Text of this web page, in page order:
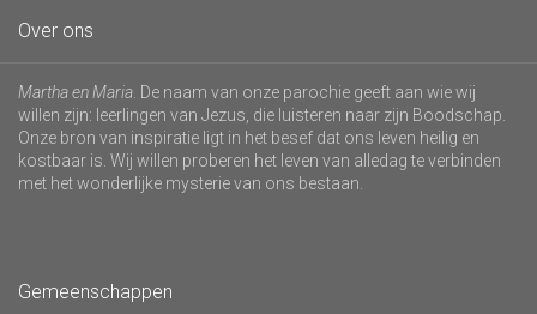
Over ons
Martha en Maria . De naam van onze parochie geeft aan wie wij
willen zijn: leerlingen van Jezus, die luisteren naar zijn Boodschap.
Onze bron van inspiratie ligt in het besef dat ons leven heilig en
kostbaar is. Wij willen proberen het leven van alledag te verbinden
met het wonderlijke mysterie van ons bestaan.
Gemeenschappen